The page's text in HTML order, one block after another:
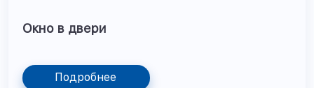
Окно в двери
Подробнее